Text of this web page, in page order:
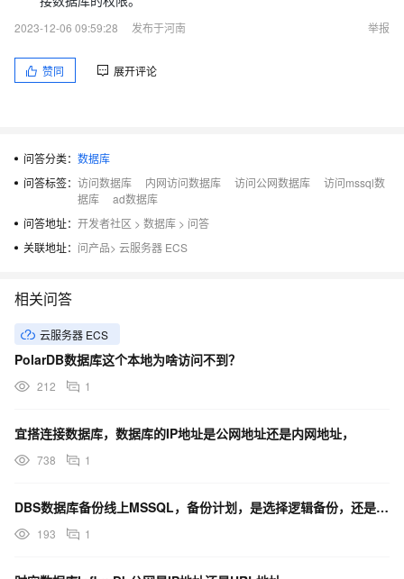
2023-12-06 09:59:28
发布于河南 举报
赞同 展开评论
问答分类： 数据库
问答标签： 访问数据库 内网访问数据库 访问公网数据库
访问mssql数
据库
ad数据库
问答地址： 开发者社区 > 数据库 > 问答
关联地址： 问产品> 云服务器 ECS
相关问答
云服务器 ECS
PolarDB数据库这个本地为啥访问不到？
212 1
宜搭连接数据库，数据库的IP地址是公网地址还是内网地址，
738 1
DBS数据库备份线上MSSQL，备份计划，是选择逻辑备份，还是物理备份？
193 1